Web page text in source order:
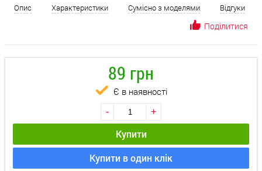
Опис Характеристики Сумісно з моделями Відгуки
Поділитися
89 грн
Є в наявності
- +
Купити
Купити в один клік